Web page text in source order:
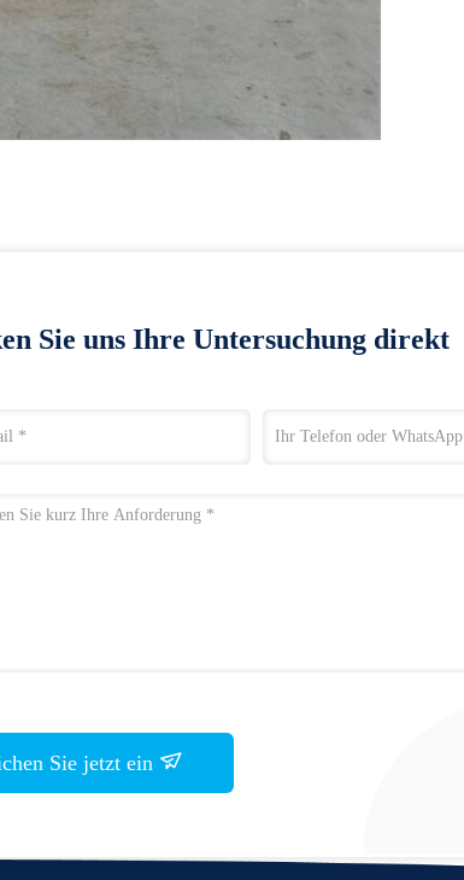
Sie uns Ihre Untersuchung direkt
Sie jetzt ein